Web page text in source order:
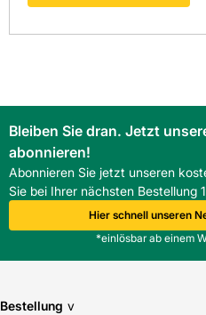
Bleiben Sie dran. Jetzt
abonnieren!
Abonnieren Sie jetzt unseren
Sie bei Ihrer nächsten Bestellung
Hier schnell unseren
*einlösbar ab einem
Bestellung v